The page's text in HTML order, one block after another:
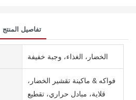
تفاصيل المنتج
الخضار، الغذاء، وجبة خفيفة
فواكه & ماكينة تقشير الخضار،
قلاية، مبادل حراري، تقطيع